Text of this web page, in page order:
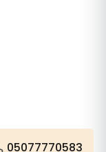
05077770583